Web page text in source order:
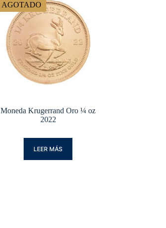
AGOTADO
Moneda Krugerrand Oro ¼ oz
2022
LEER MÁS